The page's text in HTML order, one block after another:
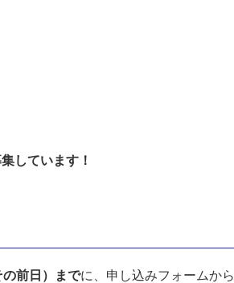
しています！​
前日）までに、申し込みフォームから